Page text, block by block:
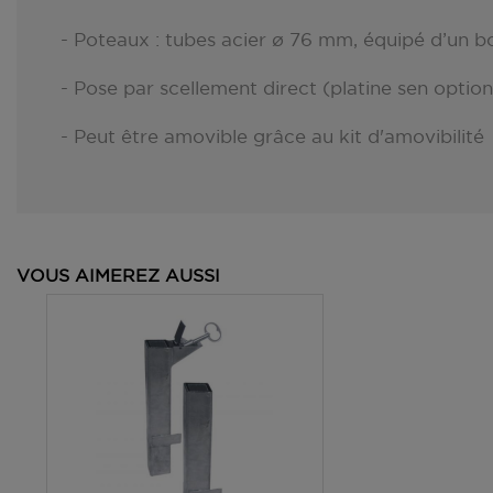
- Poteaux : tubes acier ø 76 mm, équipé d’un
- Pose par scellement direct (platine sen
- Peut être amovible grâce au kit d'amovibilité
VOUS AIMEREZ AUSSI